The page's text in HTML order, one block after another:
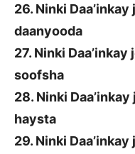
26. Ninki
daanyooda
27. Ninki
soofsha
28. Ninki
haysta
29. Ninki